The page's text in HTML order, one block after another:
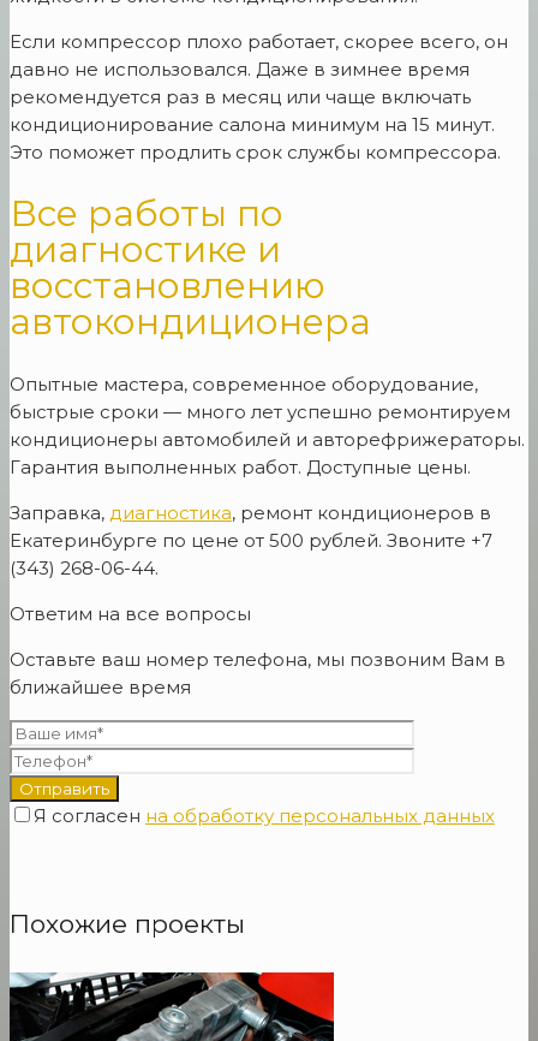
Если компрессор плохо работает, скорее всего, он
давно не использовался. Даже в зимнее время
рекомендуется раз в месяц или чаще включать
кондиционирование салона минимум на 15 минут.
Это поможет продлить срок службы компрессора.
Все работы по
диагностике и
восстановлению
автокондиционера
Опытные мастера, современное оборудование,
быстрые сроки — много лет успешно ремонтируем
кондиционеры автомобилей и авторефрижераторы.
Гарантия выполненных работ. Доступные цены.
Заправка, диагностика, ремонт кондиционеров в
Екатеринбурге по цене от 500 рублей. Звоните +7
(343) 268-06-44.
Ответим на все вопросы
Оставьте ваш номер телефона, мы позвоним Вам в
ближайшее время
Я согласен на обработку персональных данных
Похожие проекты